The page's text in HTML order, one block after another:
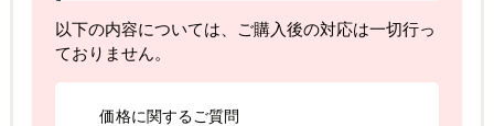
以下の内容については、ご購入後の対応は一切行っ
ておりません。
価格に関するご質問